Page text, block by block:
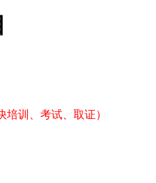
训、考试、取证）